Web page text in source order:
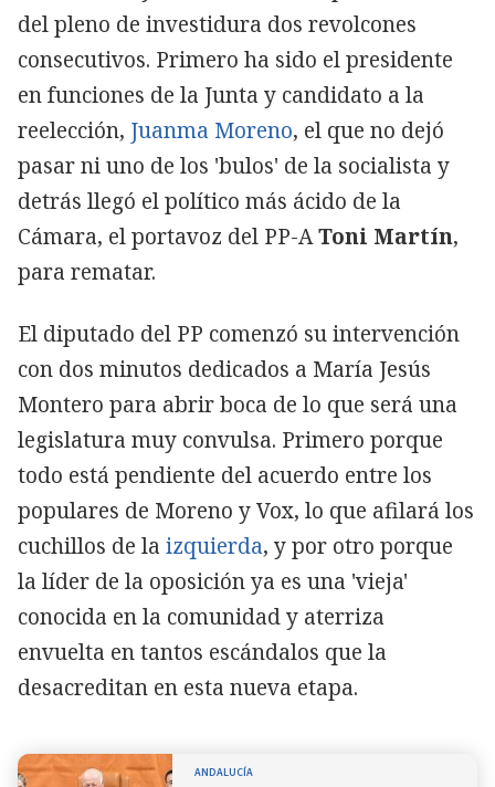
del pleno de investidura dos revolcones
consecutivos. Primero ha sido el presidente
en funciones de la Junta y candidato a la
reelección, Juanma Moreno, el que no dejó
pasar ni uno de los 'bulos' de la socialista y
detrás llegó el político más ácido de la
Cámara, el portavoz del PP-AToni Martín,
para rematar.
El diputado del PP comenzó su intervención
con dos minutos dedicados a María Jesús
Montero para abrir boca de lo que será una
legislatura muy convulsa. Primero porque
todo está pendiente del acuerdo entre los
populares de Moreno y Vox, lo que afilará los
cuchillos de la izquierda, y por otro porque
la líder de la oposición ya es una 'vieja'
conocida en la comunidad y aterriza
envuelta en tantos escándalos que la
desacreditan en esta nueva etapa.
ANDALUCÍA